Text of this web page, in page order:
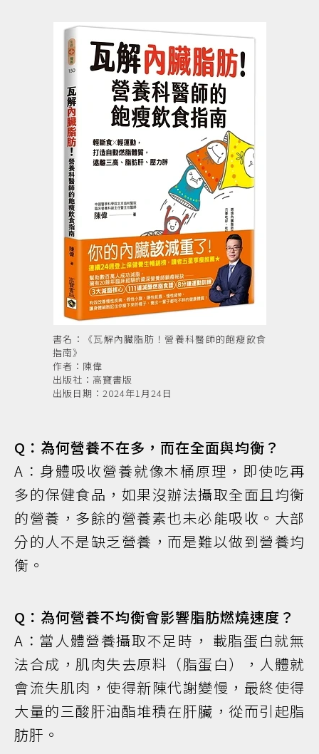
書名：《瓦解內臟脂肪！營養科醫師的飽瘦飲食
指南》
作者：陳偉
出版社：高寶書版
出版日期：2024年1月24日
Q：為何營養不在多，而在全面與均衡？
A：身體吸收營養就像木桶原理，即使吃再
多的保健食品，如果沒辦法攝取全面且均衡
的營養，多餘的營養素也未必能吸收。大部
分的人不是缺乏營養，而是難以做到營養均
衡。
Q：為何營養不均衡會影響脂肪燃燒速度？
A：當人體營養攝取不足時， 載脂蛋白就無
法合成，肌肉失去原料（脂蛋白），人體就
會流失肌肉，使得新陳代謝變慢，最終使得
大量的三酸肝油酯堆積在肝臟，從而引起脂
肪肝。